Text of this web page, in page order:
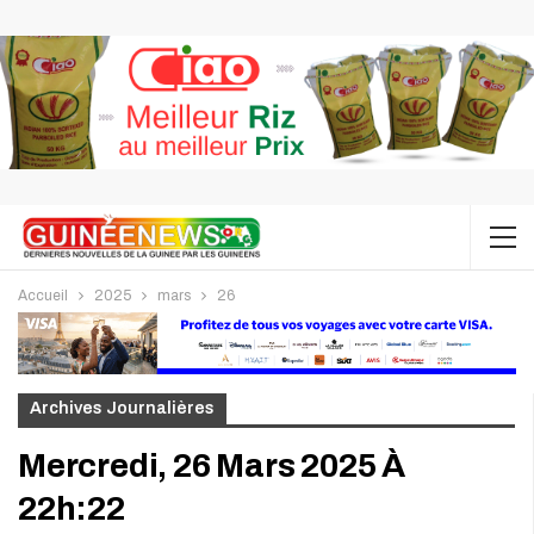
Accueil 2025 mars 26
Archives Journalières
Mercredi, 26 Mars 2025 À
22h:22